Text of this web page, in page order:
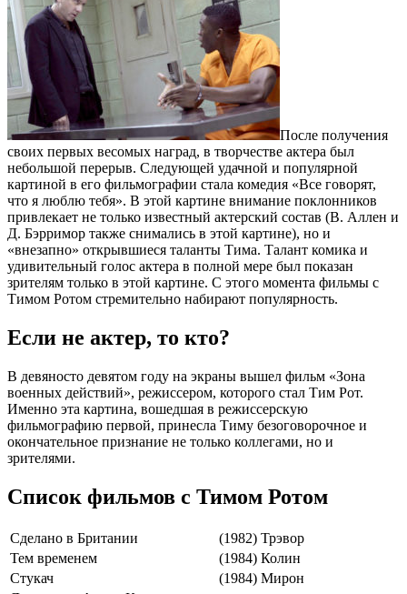
После получения
своих первых весомых наград, в творчестве актера был
небольшой перерыв. Следующей удачной и популярной
картиной в его фильмографии стала комедия «Все говорят,
что я люблю тебя». В этой картине внимание поклонников
привлекает не только известный актерский состав (В. Аллен и
Д. Бэрримор также снимались в этой картине), но и
«внезапно» открывшиеся таланты Тима. Талант комика и
удивительный голос актера в полной мере был показан
зрителям только в этой картине. С этого момента фильмы с
Тимом Ротом стремительно набирают популярность.
Если не актер, то кто?
В девяносто девятом году на экраны вышел фильм «Зона
военных действий», режиссером, которого стал Тим Рот.
Именно эта картина, вошедшая в режиссерскую
фильмографию первой, принесла Тиму безоговорочное и
окончательное признание не только коллегами, но и
зрителями.
Список фильмов с Тимом Ротом
Сделано в Британии (1982) Трэвор
Тем временем
(1984) Колин
Стукач
(1984) Мирон